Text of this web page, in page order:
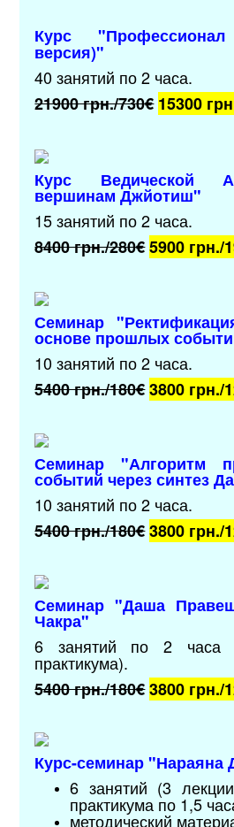
Курс "Профессионал
версия)"
40 занятий по 2 часа.
21900 грн./730€ 15300
Курс Ведической
вершинам Джйотиш"
15 занятий по 2 часа.
8400 грн./280€5900 грн./
Семинар
основе прошлых
10 занятий по 2 часа.
5400 грн./180€3800 грн./
Семинар "Алгоритм
событий через синтез
10 занятий по 2 часа.
5400 грн./180€3800 грн./
Семинар "Даша
Чакра"
6 занятий по 2
практикума).
5400 грн./180€3800 грн./
Курс-семинар "Нараяна
6 занятий (3
практикума по 1,5
методический